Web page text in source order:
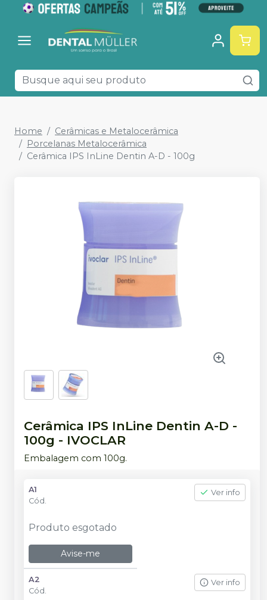
Home
Cerâmicas e Metalocerâmica
Porcelanas Metalocerâmica
Cerâmica IPS InLine Dentin A-D - 100g
Cerâmica IPS InLine Dentin A-D -
100g - IVOCLAR
Embalagem com 100g.
A1
Cód.
Ver info
Produto esgotado
Avise-me
A2
Cód.
Ver info